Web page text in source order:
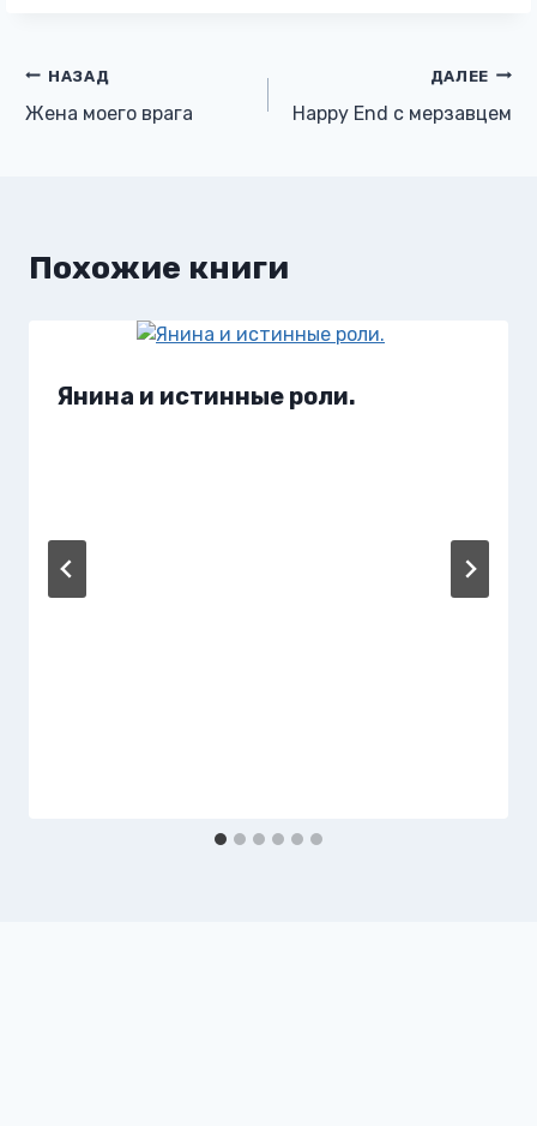
Навигация
по
НАЗАД
Жена моего врага
ДАЛЕЕ
Happy End с мерзавцем
Похожие книги
Янина и истинные роли.